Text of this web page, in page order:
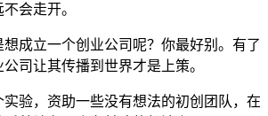
会走开。
成立一个创业公司呢？你最好别。有了
司让其传播到世界才是上策。
验，资助一些没有想法的初创团队，在